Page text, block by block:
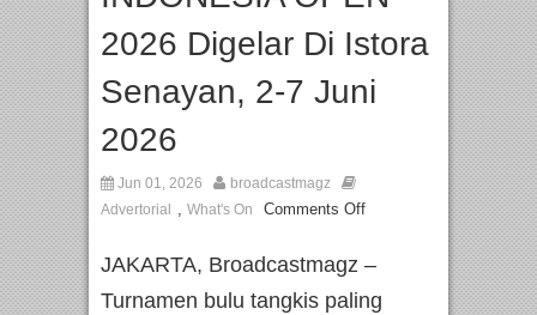
2026 Digelar Di Istora
Senayan, 2-7 Juni
2026
Jun 01, 2026
broadcastmagz
Advertorial
, What's On Comments Off
JAKARTA, Broadcastmagz –
Turnamen bulu tangkis paling